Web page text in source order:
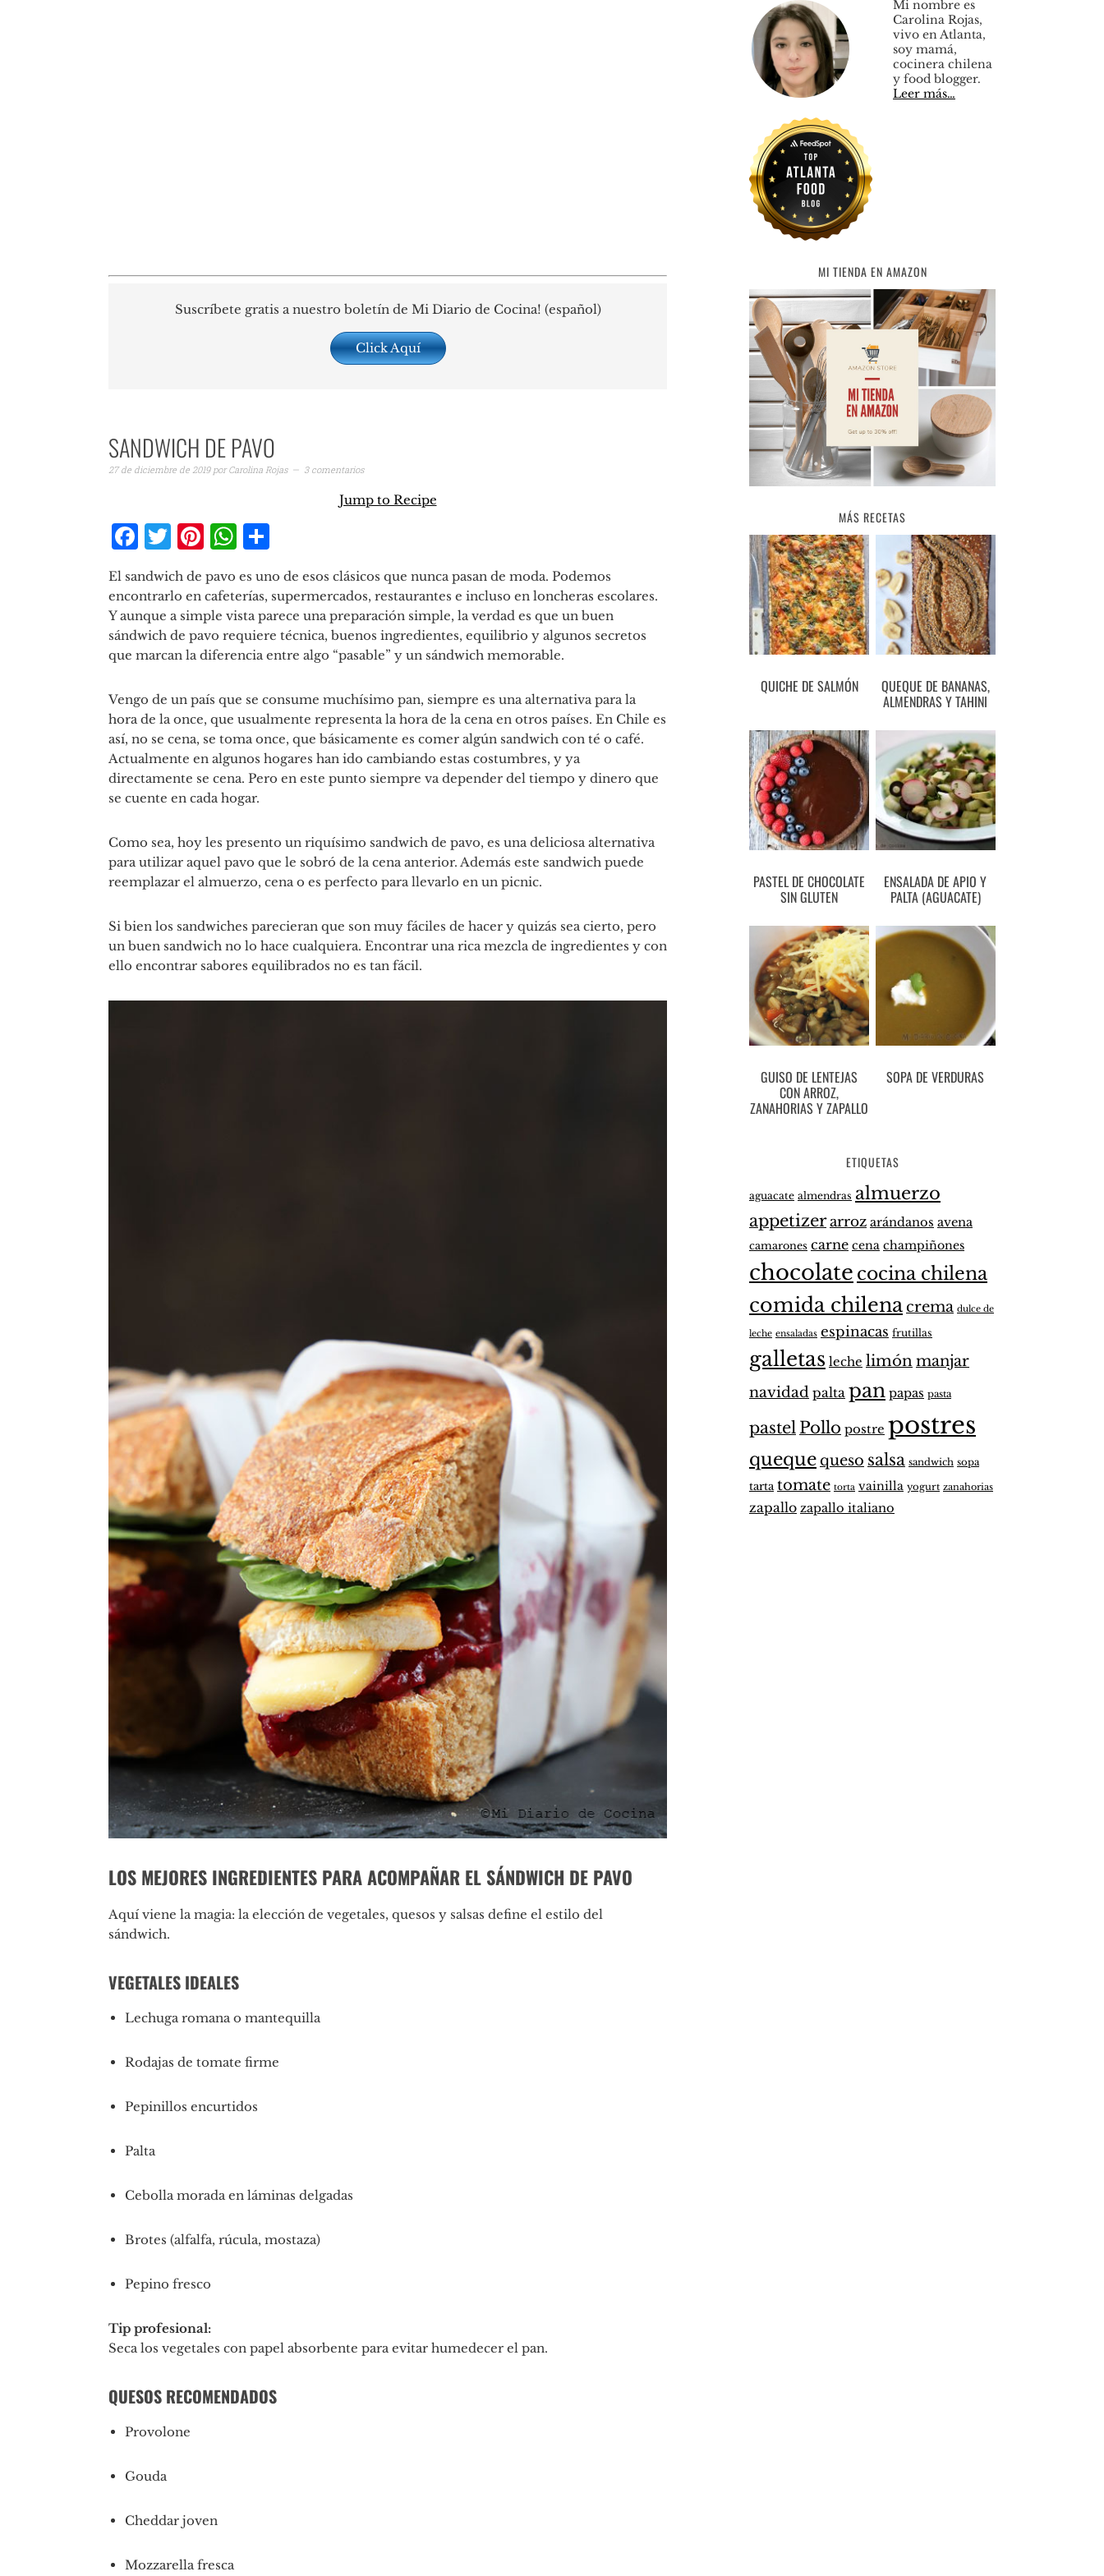
Suscríbete gratis a nuestro boletín de Mi Diario de Cocina! (español)
Click Aquí
SANDWICH DE PAVO
27 de diciembre de 2019porCarolina Rojas 3 comentarios
Jump to Recipe
Facebook
Twitter
Pinterest
WhatsApp
El sandwich de pavo es uno de esos clásicos que nunca pasan de moda. Podemos
encontrarlo en cafeterías, supermercados, restaurantes e incluso en loncheras escolares.
Y aunque a simple vista parece una preparación simple, la verdad es que un buen
sándwich de pavo requiere técnica, buenos ingredientes, equilibrio y algunos secretos
que marcan la diferencia entre algo “pasable” y un sándwich memorable.
Vengo de un país que se consume muchísimo pan, siempre es una alternativa para la
hora de la once, que usualmente representa la hora de la cena en otros países. En Chile es
así, no se cena, se toma once, que básicamente es comer algún sandwich con té o café.
Actualmente en algunos hogares han ido cambiando estas costumbres, y ya
directamente se cena. Pero en este punto siempre va depender del tiempo y dinero que
se cuente en cada hogar.
Como sea, hoy les presento un riquísimo sandwich de pavo, es una deliciosa alternativa
para utilizar aquel pavo que le sobró de la cena anterior. Además este sandwich puede
reemplazar el almuerzo, cena o es perfecto para llevarlo en un picnic.
Si bien los sandwiches parecieran que son muy fáciles de hacer y quizás sea cierto, pero
un buen sandwich no lo hace cualquiera. Encontrar una rica mezcla de ingredientes y con
ello encontrar sabores equilibrados no es tan fácil.
LOS MEJORES INGREDIENTES PARA ACOMPAÑAR EL SÁNDWICH DE PAVO
Aquí viene la magia: la elección de vegetales, quesos y salsas define el estilo del
sándwich.
VEGETALES IDEALES
Lechuga romana o mantequilla
Rodajas de tomate firme
Pepinillos encurtidos
Palta
Cebolla morada en láminas delgadas
Brotes (alfalfa, rúcula, mostaza)
Pepino fresco
Tip profesional:
Seca los vegetales con papel absorbente para evitar humedecer el pan.
QUESOS RECOMENDADOS
Provolone
Gouda
Cheddar joven
Mozzarella fresca
Mi nombre es
Carolina Rojas,
vivo en Atlanta,
soy mamá,
cocinera chilena
y food blogger.
Leer más…
MI TIENDA EN AMAZON
MÁS RECETAS
QUICHE DE SALMÓN QUEQUE DE BANANAS,
ALMENDRAS Y TAHINI
PASTEL DE CHOCOLATE
SIN GLUTEN
ENSALADA DE APIO Y
PALTA (AGUACATE)
GUISO DE LENTEJAS
CON ARROZ,
ZANAHORIAS Y ZAPALLO
SOPA DE VERDURAS
ETIQUETAS
aguacate almendras almuerzo
appetizerarroz arándanos avena
camarones carne cena champiñones
chocolate cocina chilena
comida chilena crema dulce de
leche ensaladas espinacas frutillas
galletas leche limónmanjar
navidad palta pan papas pasta
pastel Pollo postre postres
quequequeso salsa sandwich sopa
tarta tomate torta vainilla yogurt zanahorias
zapallo zapallo italiano